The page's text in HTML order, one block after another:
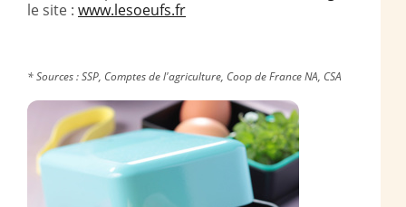
le site : www.lesoeufs.fr
* Sources : SSP, Comptes de l'agriculture, Coop de France NA, CSA